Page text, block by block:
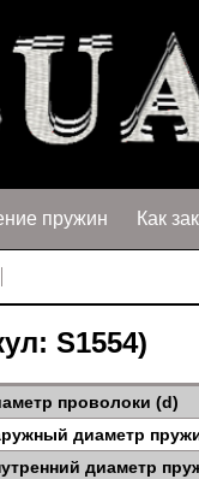
пружин Как
S1554)
проволоки (d)
диаметр
диаметр